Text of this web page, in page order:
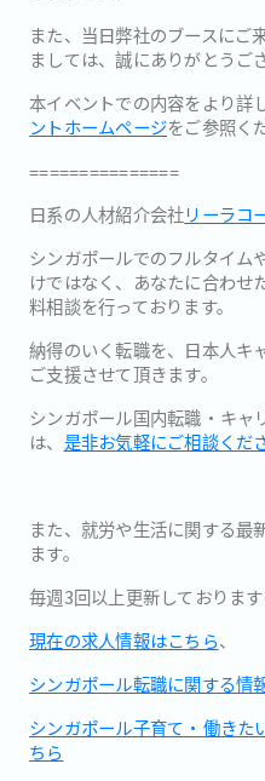
また、当日弊社のブースにご
ましては、誠にありがとうご
本イベントでの内容をより詳
ントホームページをご参照く
===============
日系の人材紹介会社リーラコ
シンガポールでのフルタイム
けではなく、あなたに合わせ
料相談を行っております。
納得のいく転職を、 日本人キ
ご支援させて頂きます。
シンガポール国内転職・キャ
は、 是非お気軽にご相談くだ
また、就労や生活に関する最
ます。
毎週3回以上更新しております
現在の求人情報はこちら、
シンガポール転職に関する情
シンガポール子育て・働きた
ちら